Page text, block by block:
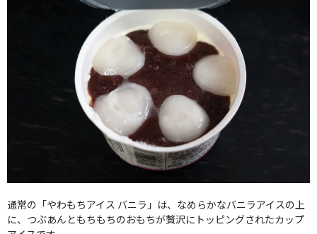
通常の「やわもちアイス バニラ」は、なめらかなバニラアイスの上
に、つぶあんともちもちのおもちが贅沢にトッピングされたカップ